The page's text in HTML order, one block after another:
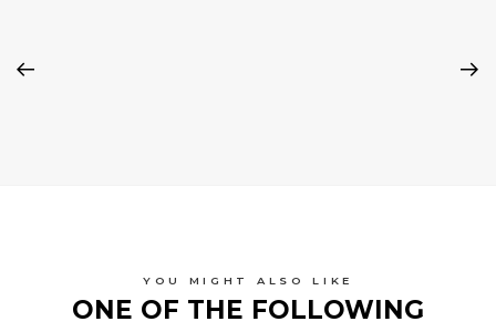
YOU MIGHT ALSO LIKE
ONE OF THE FOLLOWING